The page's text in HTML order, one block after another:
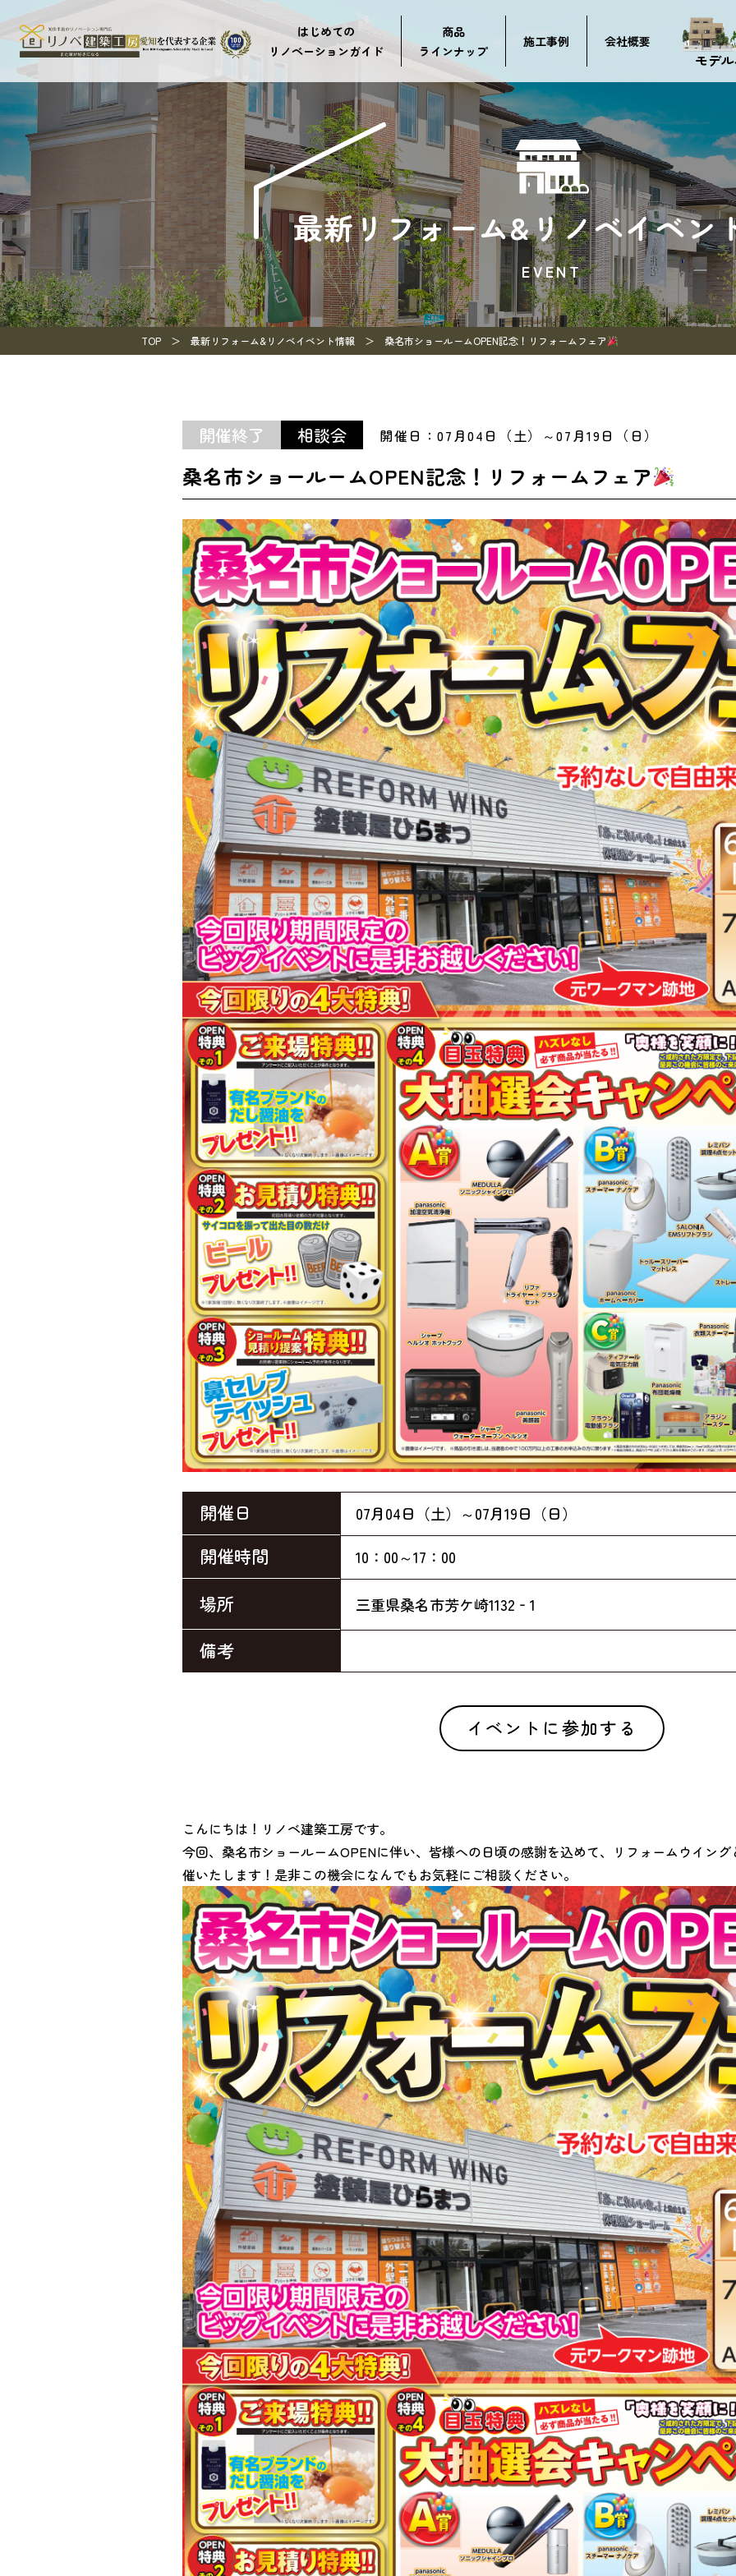
はじめての
リノベーションガイド
商品
ラインナップ
施工事例 会社概要
モデ
最新リフォーム&リノベイベン
EVENT
TOP 最新リフォーム&リノベイベント情報 桑名市ショールームOPEN記念！リフォームフェア
開催終了 相談会 開催日：07月04日（土）～07月19日（日）
桑名市ショールームOPEN記念！リフォームフェア
開催日 07月04日（土）～07月19日（日）
開催時間 10：00～17：00
場所 三重県桑名市芳ケ崎1132‐1
備考
イベントに参加する
こんにちは！リノベ建築工房です。
今回、桑名市ショールームOPENに伴い、皆様への日頃の感謝を込めて、リフォームウイン
催いたします！是非この機会になんでもお気軽にご相談ください。